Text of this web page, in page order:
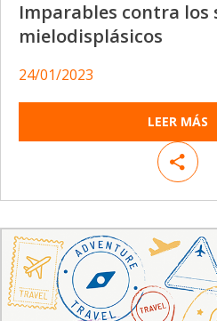
Imparables contra los
mielodisplásicos
24/01/2023
LEER MÁS